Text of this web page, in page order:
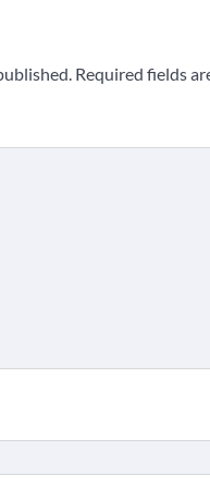
Required fields